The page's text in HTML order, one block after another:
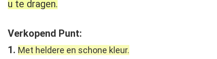
u te dragen.
Verkopend Punt:
1. Met heldere en schone kleur.